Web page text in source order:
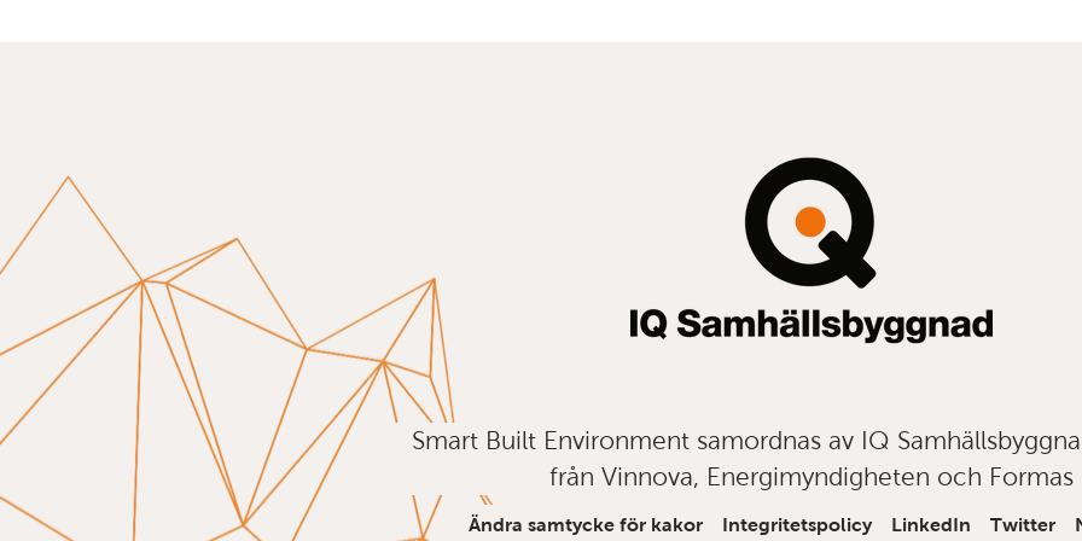
Smart Built Environment samordnas av IQ
från Vinnova, Energimyndigheten och Formas
Ändra samtycke för kakor Integritetspolicy LinkedIn Twitter